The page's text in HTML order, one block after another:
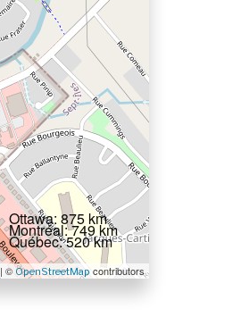
| ©OpenStreetMap contributors
Ottawa: 875 km
Montréal: 749 km
Québec: 520 km